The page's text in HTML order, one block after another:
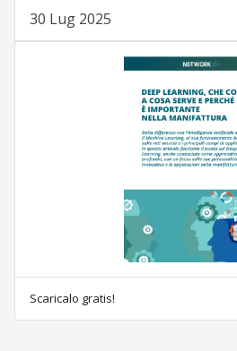
30 Lug 2025
Scaricalo gratis!